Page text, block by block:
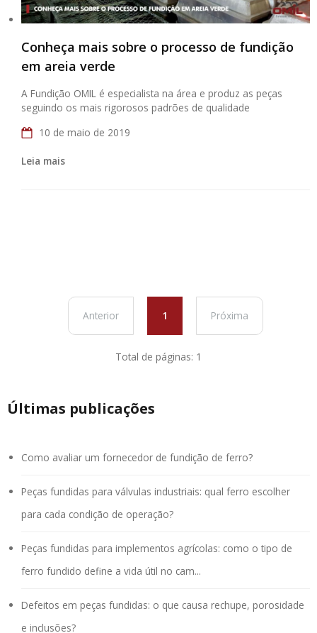
Conheça mais sobre o processo de fundição
em areia verde
A Fundição OMIL é especialista na área e produz as peças
seguindo os mais rigorosos padrões de qualidade
10 de maio de 2019
Leia mais
Anterior 1 Próxima
Total de páginas: 1
Últimas publicações
Como avaliar um fornecedor de fundição de ferro?
Peças fundidas para válvulas industriais: qual ferro escolher
para cada condição de operação?
Peças fundidas para implementos agrícolas: como o tipo de
ferro fundido define a vida útil no cam...
Defeitos em peças fundidas: o que causa rechupe, porosidade
e inclusões?